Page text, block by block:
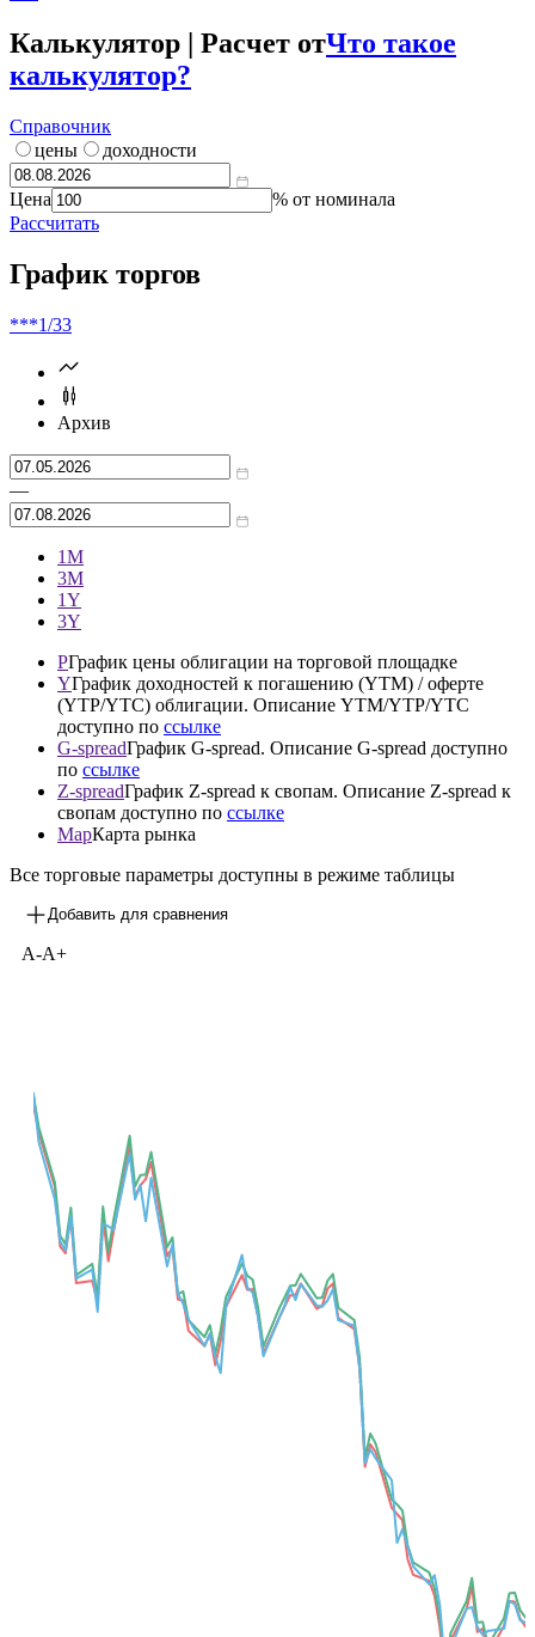
***
Доходность / дюрация
***
Калькулятор | Расчет от
калькулятор?
Справочник
цены
Цена
График торгов
1/33
Архив
3М
1Y
3Y
PГрафик цены облигации на торговой площадке
YГрафик доходностей к погашению (YTM) / оферте
(YTP/YTC) облигации. Описание YTM/YTP/YTC
доступно поссылке
G-spreadГрафик G-spread. Описание G-spread доступно
ссылке
Z-spread График Z-spread к свопам. Описание Z-spread к
MapКарта рынка
Все торговые параметры доступны в режиме таблицы